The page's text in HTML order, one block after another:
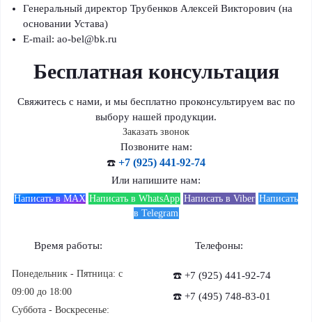
Генеральный директор Трубенков Алексей Викторович (на
основании Устава)
E-mail: ao-bel@bk.ru
Бесплатная консультация
Свяжитесь с нами, и мы бесплатно проконсультируем вас по
выбору нашей продукции.
Заказать звонок
Позвоните нам:
☎️ +7 (925) 441-92-74
Или напишите нам:
Написать в MAX Написать в WhatsApp Написать в Viber Написать
в Telegram
Время работы:
Понедельник - Пятница: с
09:00 до 18:00
Суббота - Воскресенье:
Телефоны:
☎️ +7 (925) 441-92-74
☎️ +7 (495) 748-83-01